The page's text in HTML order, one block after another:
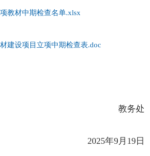
教材中期检查名单.xlsx
建设项目立项中期检查表.doc
教务处
2025年9 月 19日